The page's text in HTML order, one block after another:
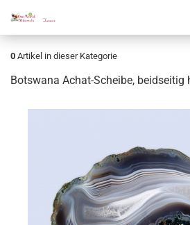
0 Artikel in dieser Kategorie
Bots­wa­na Achat-​Scheibe, beid­sei­tig